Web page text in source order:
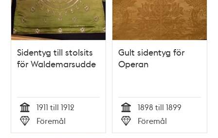
Sidentyg till stolsits
för Waldemarsudde
Tid
1911 till 1912
Typ
Föremål
Gult sidentyg för
Operan
Tid
1898 till 1899
Typ
Föremål